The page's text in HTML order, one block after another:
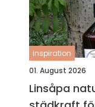
inspiration
01. August 2026
Linsåpa naturlig